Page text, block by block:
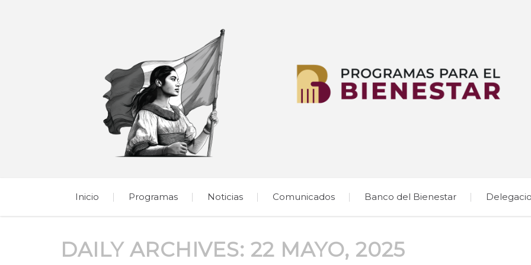
Inicio Programas Noticias Comunicados Banco del Bienestar
DAILY ARCHIVES: 22 MAYO, 2025